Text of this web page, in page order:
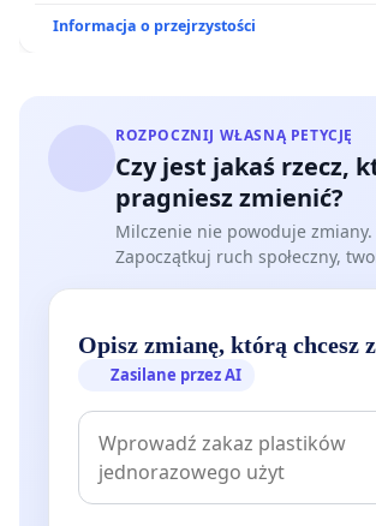
Informacja o przejrzystości
ROZPOCZNIJ WŁASNĄ PETYCJĘ
Czy jest jakaś rzecz,
pragniesz zmienić?
Milczenie nie powoduje zmiany.
Zapoczątkuj ruch społeczny,
Opisz zmianę, którą chcesz
Zasilane przez AI